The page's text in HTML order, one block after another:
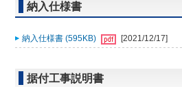
納入仕様書
納入仕様書 (595KB) [2021/12/17]
据付工事説明書